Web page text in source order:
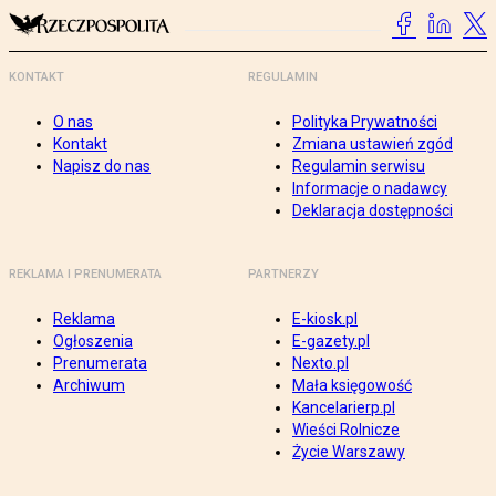
KONTAKT
O nas
Kontakt
Napisz do nas
REGULAMIN
Polityka Prywatności
Zmiana ustawień zgód
Regulamin serwisu
Informacje o nadawcy
Deklaracja dostępności
REKLAMA I PRENUMERATA
Reklama
Ogłoszenia
Prenumerata
Archiwum
PARTNERZY
E-kiosk.pl
E-gazety.pl
Nexto.pl
Mała księgowość
Kancelarierp.pl
Wieści Rolnicze
Życie Warszawy